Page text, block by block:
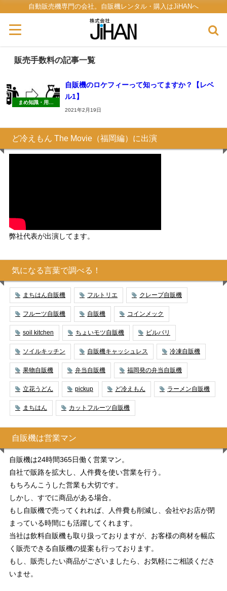
自動販売機専門の会社。自販機レンタル・購入はJiHANへ
販売手数料の記事一覧
まめ知識・用語
自販機のロケフィーって知ってますか？【レベ
ル1】
2021年2月19日
ど冷えもん The Movie（福岡編）に出演
弊社代表が出演してます。
気になる言葉で調べる！
まちはん自販機 フルトリエ クレープ自販機
フルーツ自販機 自販機 コインメック
soil kitchen ちょいモツ自販機 ビルバリ
ソイルキッチン 自販機キャッシュレス 冷凍自販機
果物自販機 弁当自販機 福岡発の弁当自販機
立花うどん pickup ど冷えもん ラーメン自販機
まちはん カットフルーツ自販機
自販機は営業マン
自販機は24時間365日働く営業マン。
自社で販路を拡大し、人件費を使い営業を行う。
もちろんこうした営業も大切です。
しかし、すでに商品がある場合。
もし自販機で売ってくれれば、人件費も削減し、会社やお店が閉
まっている時間にも活躍してくれます。
当社は飲料自販機も取り扱っておりますが、お客様の商材を幅広
く販売できる自販機の提案も行っております。
もし、販売したい商品がございましたら、お気軽にご相談くださ
いませ。